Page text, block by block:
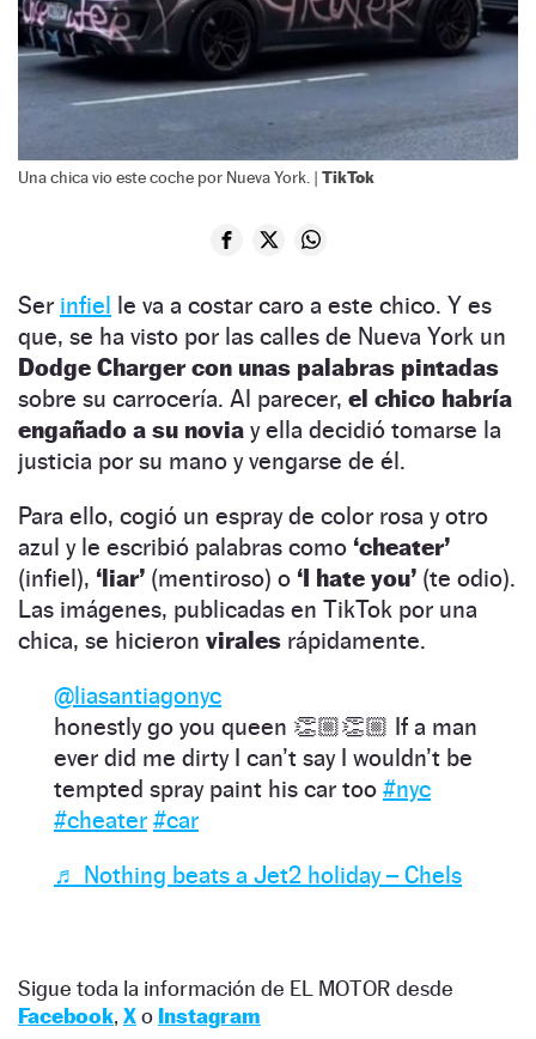
Una chica vio este coche por Nueva York. | TikTok
Ser infiel le va a costar caro a este chico. Y es
que, se ha visto por las calles de Nueva York un
Dodge Charger con unas palabras pintadas
sobre su carrocería. Al parecer, el chico habría
engañado a su novia y ella decidió tomarse la
justicia por su mano y vengarse de él.
Para ello, cogió un espray de color rosa y otro
azul y le escribió palabras como ‘cheater’
(infiel), ‘liar’ (mentiroso) o ‘I hate you’ (te odio).
Las imágenes, publicadas en TikTok por una
chica, se hicieron virales rápidamente.
@liasantiagonyc
honestly go you queen 👏🏼👏🏼 If a man
ever did me dirty I can’t say I wouldn’t be
tempted spray paint his car too #nyc
#cheater #car
♬ Nothing beats a Jet2 holiday – Chels
Sigue toda la información de EL MOTOR desde
Facebook, Xo Instagram